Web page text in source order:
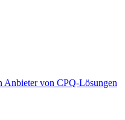
Anbieter von CPQ-Lösungen